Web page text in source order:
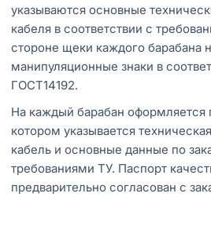
указываются основные
кабеля в соответствии с
стороне щеки каждого барабана
манипуляционные знаки в
ГОСТ14192.
На каждый барабан оформляется
котором указывается
кабель и основные данные по
требованиями ТУ. Паспорт
предварительно согласован с